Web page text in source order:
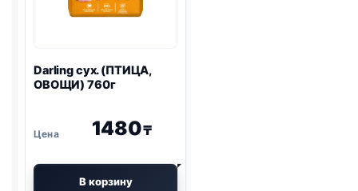
Darling сух. (ПТИЦА,
ОВОЩИ) 760г
1480₸
В корзину